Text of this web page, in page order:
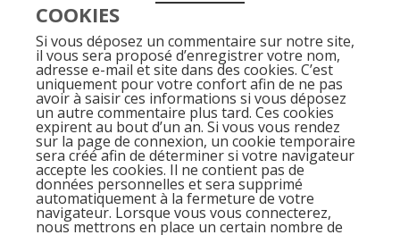
COOKIES
Si vous déposez un commentaire sur notre site,
il vous sera proposé d’enregistrer votre nom,
adresse e-mail et site dans des cookies. C’est
uniquement pour votre confort afin de ne pas
avoir à saisir ces informations si vous déposez
un autre commentaire plus tard. Ces cookies
expirent au bout d’un an. Si vous vous rendez
sur la page de connexion, un cookie temporaire
sera créé afin de déterminer si votre navigateur
accepte les cookies. Il ne contient pas de
données personnelles et sera supprimé
automatiquement à la fermeture de votre
navigateur. Lorsque vous vous connecterez,
nous mettrons en place un certain nombre de